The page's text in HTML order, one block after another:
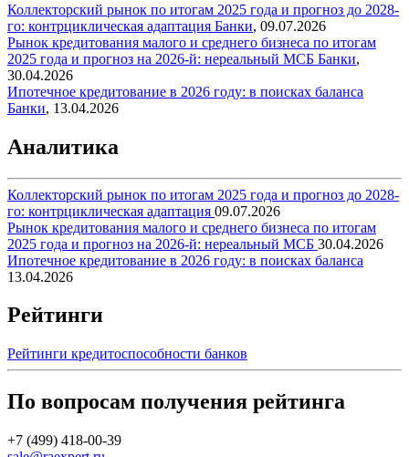
Коллекторский рынок по итогам 2025 года и прогноз до 2028-
го: контрциклическая адаптация Банки, 09.07.2026
Рынок кредитования малого и среднего бизнеса по итогам
2025 года и прогноз на 2026-й: нереальный МСБ Банки,
30.04.2026
Ипотечное кредитование в 2026 году: в поисках баланса
Банки, 13.04.2026
Аналитика
Коллекторский рынок по итогам 2025 года и прогноз до 2028-
го: контрциклическая адаптация 09.07.2026
Рынок кредитования малого и среднего бизнеса по итогам
2025 года и прогноз на 2026-й: нереальный МСБ 30.04.2026
Ипотечное кредитование в 2026 году: в поисках баланса
13.04.2026
Рейтинги
Рейтинги кредитоспособности банков
По вопросам получения рейтинга
+7 (499) 418-00-39